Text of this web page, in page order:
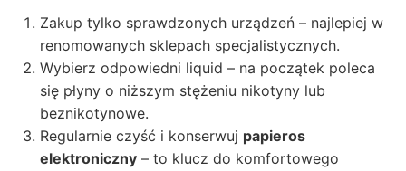
Zakup tylko sprawdzonych urządzeń – najlepiej w
renomowanych sklepach specjalistycznych.
Wybierz odpowiedni liquid – na początek poleca
się płyny o niższym stężeniu nikotyny lub
beznikotynowe.
Regularnie czyść i konserwuj papieros
elektroniczny – to klucz do komfortowego